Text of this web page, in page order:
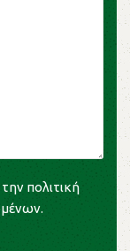
την πολιτική
.